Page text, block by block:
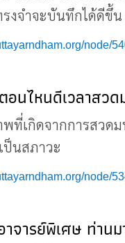
งจำจะบันทึกได้ดีขึ้
node/
อนไหนดีเวลาสว
ที่เกิดจากการสวด
นสภาวะ
node/
าจารย์พิเศษ ท่าน